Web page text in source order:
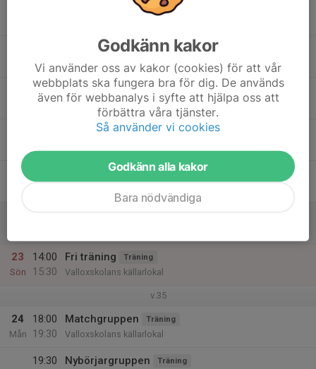
Fortsättningsgruppen Träning
19:30
Matchgruppen Träning
Valloxskolans källarlokal
19:30
20:30
Nybörjargruppen Träning
Valloxskolans källarlokal
Fortsättningsgruppen Träning
21 Gemensam träning Träning
23
Sön
14:00
15:30
Fri träning Träning
Valloxskolans källarlokal
v.35
24
Mån
18:00
19:30
Matchgruppen Träning
Valloxskolans källarlokal
19:30
Nybörjargruppen Träning
Godkänn kakor
Vi använder oss av kakor (cookies) för att vår
webbplats ska fungera bra för dig. De används
även för webbanalys i syfte att hjälpa oss att
förbättra våra tjänster.
Så använder vi cookies
Godkänn alla kakor
Bara nödvändiga